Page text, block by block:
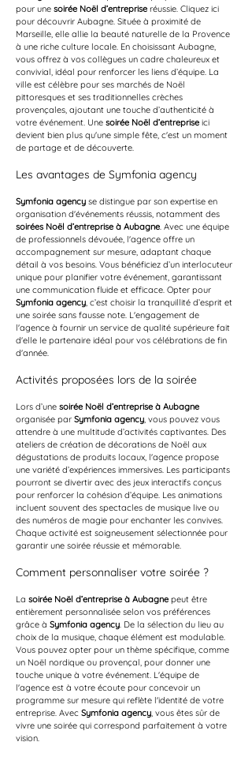
pour une soirée Noël d’entreprise réussie. Cliquez ici
pour découvrir Aubagne. Située à proximité de
Marseille, elle allie la beauté naturelle de la Provence
à une riche culture locale. En choisissant Aubagne,
vous offrez à vos collègues un cadre chaleureux et
convivial, idéal pour renforcer les liens d’équipe. La
ville est célèbre pour ses marchés de Noël
pittoresques et ses traditionnelles crèches
provençales, ajoutant une touche d’authenticité à
votre événement. Une soirée Noël d’entreprise ici
devient bien plus qu'une simple fête, c'est un moment
de partage et de découverte.
Les avantages de Symfonia agency
Symfonia agency se distingue par son expertise en
organisation d'événements réussis, notamment des
soirées Noël d’entreprise à Aubagne. Avec une équipe
de professionnels dévouée, l'agence offre un
accompagnement sur mesure, adaptant chaque
détail à vos besoins. Vous bénéficiez d’un interlocuteur
unique pour planifier votre événement, garantissant
une communication fluide et efficace. Opter pour
Symfonia agency, c’est choisir la tranquillité d’esprit et
une soirée sans fausse note. L'engagement de
l'agence à fournir un service de qualité supérieure fait
d'elle le partenaire idéal pour vos célébrations de fin
d'année.
Activités proposées lors de la soirée
Lors d’une soirée Noël d’entreprise à Aubagne
organisée par Symfonia agency, vous pouvez vous
attendre à une multitude d’activités captivantes. Des
ateliers de création de décorations de Noël aux
dégustations de produits locaux, l'agence propose
une variété d’expériences immersives. Les participants
pourront se divertir avec des jeux interactifs conçus
pour renforcer la cohésion d’équipe. Les animations
incluent souvent des spectacles de musique live ou
des numéros de magie pour enchanter les convives.
Chaque activité est soigneusement sélectionnée pour
garantir une soirée réussie et mémorable.
Comment personnaliser votre soirée ?
La soirée Noël d’entreprise à Aubagne peut être
entièrement personnalisée selon vos préférences
grâce à Symfonia agency. De la sélection du lieu au
choix de la musique, chaque élément est modulable.
Vous pouvez opter pour un thème spécifique, comme
un Noël nordique ou provençal, pour donner une
touche unique à votre événement. L'équipe de
l'agence est à votre écoute pour concevoir un
programme sur mesure qui reflète l'identité de votre
entreprise. Avec Symfonia agency, vous êtes sûr de
vivre une soirée qui correspond parfaitement à votre
vision.